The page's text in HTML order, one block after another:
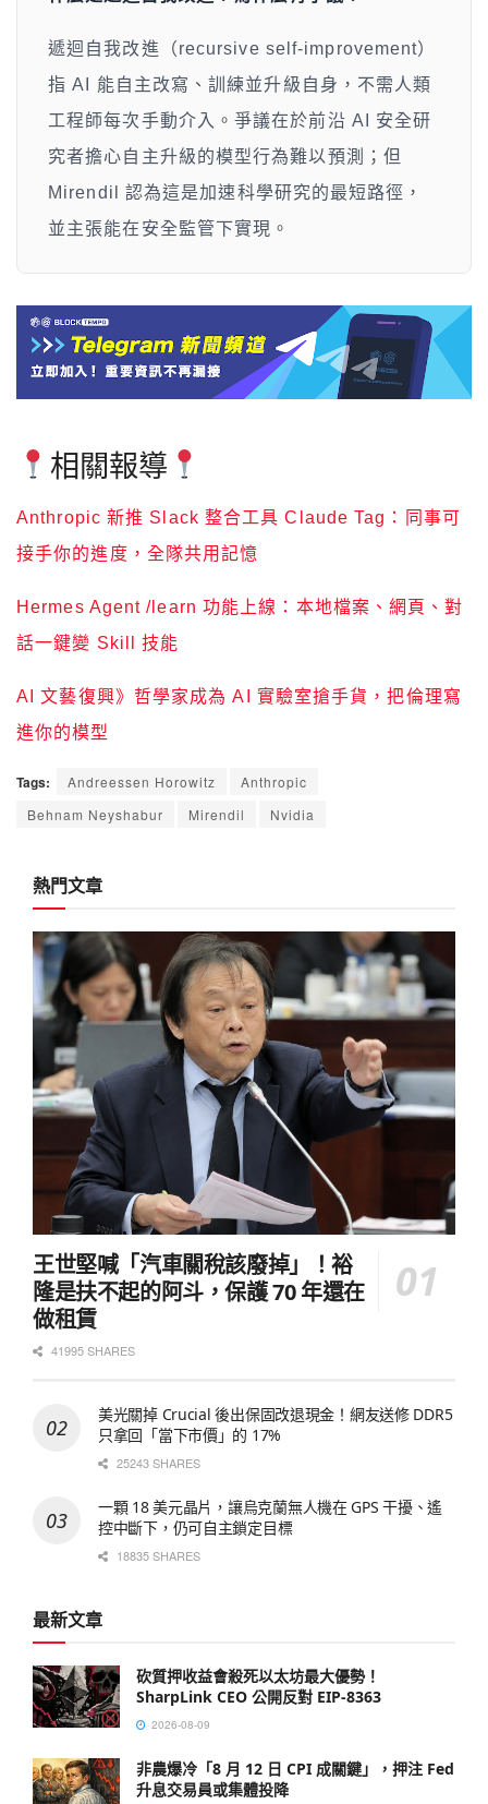
遞迴自我改進（recursive self-improvement）
指 AI 能自主改寫、訓練並升級自身，不需人類
工程師每次手動介入。爭議在於前沿 AI 安全研
究者擔心自主升級的模型行為難以預測；但
Mirendil 認為這是加速科學研究的最短路徑，
並主張能在安全監管下實現。
相關報導
Anthropic 新推 Slack 整合工具 Claude Tag：同事可
接手你的進度，全隊共用記憶
Hermes Agent /learn 功能上線：本地檔案、網頁、對
話一鍵變 Skill 技能
AI 文藝復興》哲學家成為 AI 實驗室搶手貨，把倫理寫
進你的模型
Tags: Andreessen Horowitz
Anthropic
Behnam Neyshabur
Mirendil Nvidia
熱門文章
王世堅喊「汽車關稅該廢掉」！裕
隆是扶不起的阿斗，保護 70 年還在
做租賃
41995 SHARES
美光關掉 Crucial 後出保固改退現金！網友送修 DDR5
只拿回「當下市價」的 17%
25243 SHARES
一顆 18 美元晶片，讓烏克蘭無人機在 GPS 干擾、遙
控中斷下，仍可自主鎖定目標
18835 SHARES
最新文章
砍質押收益會殺死以太坊最大優勢！
SharpLink CEO 公開反對 EIP-8363
2026-08-09
非農爆冷「8 月 12 日 CPI 成關鍵」，押注 Fed
升息交易員或集體投降